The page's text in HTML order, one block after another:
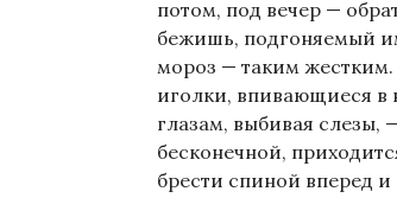
потом, под вечер —
бежишь, подгоняемый
мороз — таким жестким.
иголки, впивающиеся
глазам, выбивая слезы,
бесконечной,
брести спиной вперед